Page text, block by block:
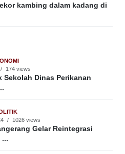
kambing dalam kadang di
/ 174 views
Sekolah Dinas Perikanan
/ 1026 views
Gelar Reintegrasi
...